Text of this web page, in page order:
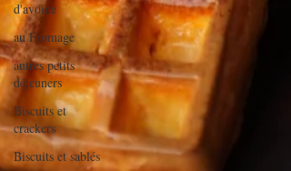
d'avoine
au Fromage
autres petits
déjeuners
Biscuits et
crackers
Biscuits et sablés